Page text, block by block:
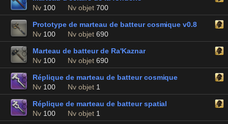
Nv 100 Nv objet 700
Prototype de marteau de batteur cosmique v0.8
Nv 100 Nv objet 690
Marteau de batteur de Ra'Kaznar
Nv 100 Nv objet 690
Réplique de marteau de batteur cosmique
Nv 100 Nv objet 1
Réplique de marteau de batteur spatial
Nv 100 Nv objet 1